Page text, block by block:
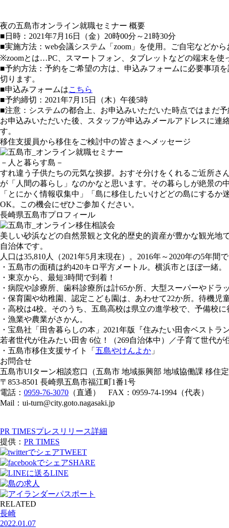
夜の五島市オンライン就職セミナー 概要
■日時：2021年7月16日（金）20時00分～21時30分
■実施方法：web会議システム「zoom」を使用。ご自宅などから
※zoomとは…PC、スマートフォン、タブレットなどの端末を使
■予約方法：予約をご希望の方は、申込みフォームに必要事項
切ります。
■申込みフォームはこちら
■予約締切：2021年7月15日（木）午後5時
■注意：システムの都合上、お申込みいただいた時点ではまだ予
お申込みいただいた後、スタッフが申込みメールアドレスに
す。
移住支援員から移住をご検討中の皆さまへメッセージ
－人と暮らす島－
すれ違う子供たちの元気な挨拶。おすそ分けをくれるご近所
が「人間の暮らし」なのかなと思います。その暮らしが絶景の
「とにかく情報収集中」「島に移住したいけどどの島にする
OK。この機会にぜひご参加ください。
長崎県五島市プロフィール
美しい砂浜などの自然景観と文化的歴史的資産が豊かな観光
自治体です。
人口は35,810人（2021年5月末現在）。2016年～2020年の5年間
・五島市の面積は約420キロ平方メートル。横浜市とほぼ一緒。
・東京から、最短3時間で到着！
・病院や診療所、歯科診療所は計65か所、大型スーパーやド
・保育園や幼稚園、認定こども園は、あわせて22か所。待機児
・高校は4校。そのうち、五島⾼校は県⽴の進学校で、予備校
・漁業や農業がさかん。
・宝島社「田舎暮らしの本」2021年版『住みたい田舎ベストラ
若者世代が住みたい田舎 6位！（269自治体中）／子育て世代が
・五島市移住支援サイト「 五島やけんよか 」
お問合せ
五島市UIターン相談窓口（五島市 地域振興部 地域協働課 移住定
〒853-8501 長崎県五島市福江町1番1号
電話： 0959-76-3070 （直通） FAX：0959-74-1994（代表）
Mail：ui-turn@city.goto.nagasaki.jp
PR TIMESプレスリリース詳細
提供： PR TIMES
TWEET
SHARE
LINE
RELATED
長崎
2022.01.07